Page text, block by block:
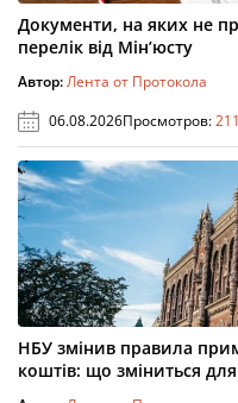
Документи, на яких не
перелік від Мін’юсту
Автор:Лента от Протокола
06.08.2026Просмотров:211
НБУ змінив правила
коштів: що зміниться